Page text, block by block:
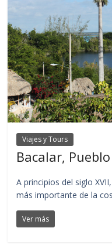
Viajes y Tours
Bacalar,
A principios del siglo
más importante de la
Ver más